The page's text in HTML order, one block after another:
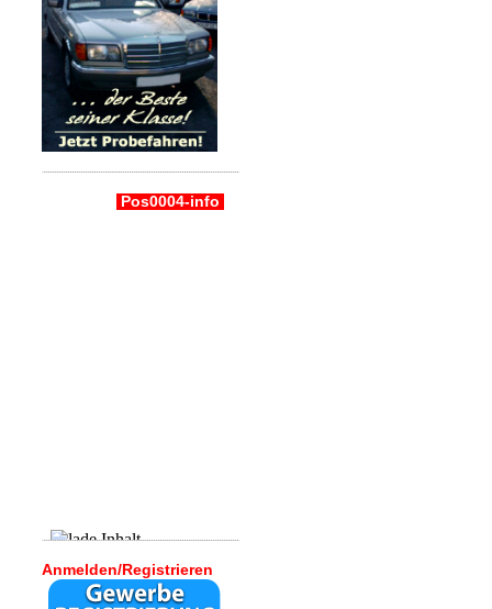
Pos0004-info
Anmelden/Registrieren